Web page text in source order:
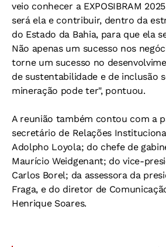
veio conhecer a EXPOSIBRAM
será ela e contribuir, dentro da
do Estado da Bahia, para que ela
Não apenas um sucesso nos
torne um sucesso no
de sustentabilidade e de inclusão
mineração pode ter", pontuou.
A reunião também contou com a
secretário de Relações
Adolpho Loyola; do chefe de
Maurício Weidgenant; do vice-
Carlos Borel; da assessora da
Fraga, e do diretor de
Henrique Soares.